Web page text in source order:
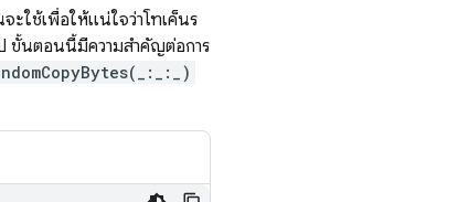
ะใช้เพื่อให้แน่ใจว่าโทเค็นร
ขั้นตอนนี้มีความสำคัญต่อการ